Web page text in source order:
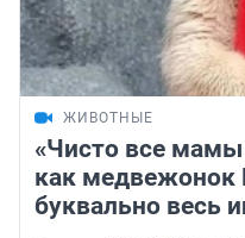
ЖИВОТНЫЕ
«Чисто все мамы
как медвежонок
буквально весь